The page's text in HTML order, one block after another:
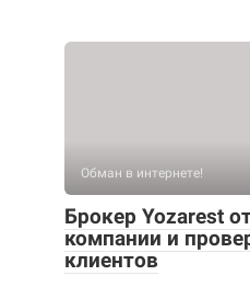
Обман в интернете!
Брокер Yozarest
компании и
клиентов